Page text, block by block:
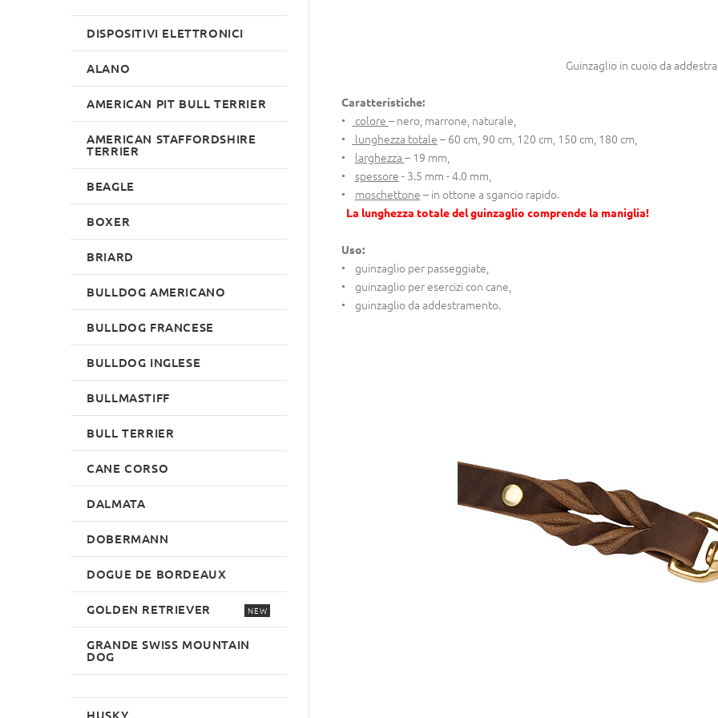
Guinzaglio in cuoio da
Caratteristiche:
• colore – nero, marrone, naturale,
•
lunghezza totale – 60 cm, 90 cm, 120 cm, 150 cm, 180 cm,
• larghezza – 19 mm,
• spessore - 3.5 mm - 4.0 mm,
• moschettone – in ottone a sgancio rapido.
La lunghezza totale del guinzaglio comprende la maniglia!
Uso:
• guinzaglio per passeggiate,
• guinzaglio per esercizi con cane,
• guinzaglio da addestramento.
DISPOSITIVI ELETTRONICI
ALANO
AMERICAN PIT BULL TERRIER
AMERICAN STAFFORDSHIRE
TERRIER
BEAGLE
BOXER
BRIARD
BULLDOG AMERICANO
BULLDOG FRANCESE
BULLDOG INGLESE
BULLMASTIFF
BULL TERRIER
CANE CORSO
DALMATA
DOBERMANN
DOGUE DE BORDEAUX
GOLDEN RETRIEVER NEW
GRANDE SWISS MOUNTAIN
DOG
HUSKY